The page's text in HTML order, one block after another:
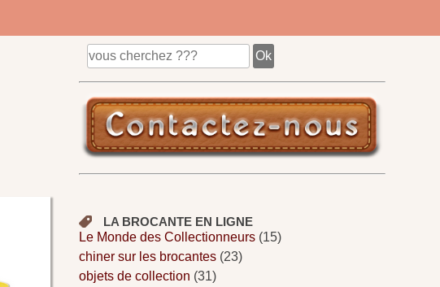
LA BROCANTE EN LIGNE
Le Monde des Collectionneurs (15)
chiner sur les brocantes (23)
objets de collection (31)